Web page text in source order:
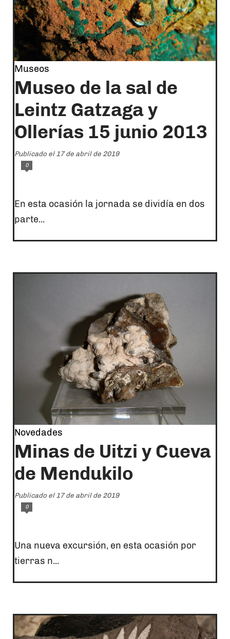
Museos
Museo de la sal de
Leintz Gatzaga y
Ollerías 15 junio 2013
Publicado el 17 de abril de 2019
0
En esta ocasión la jornada se dividía en dos
parte...
Novedades
Minas de Uitzi y Cueva
de Mendukilo
Publicado el 17 de abril de 2019
0
Una nueva excursión, en esta ocasión por
tierras n...